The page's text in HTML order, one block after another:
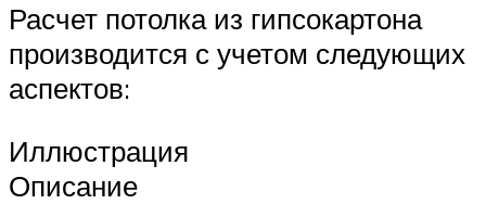
Расчет потолка из гипсокартона
производится с учетом следующих
аспектов:
Иллюстрация
Описание